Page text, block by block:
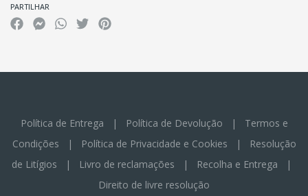
PARTILHAR
Política de Entrega | Política de Devolução | Termos e
Condições | Política de Privacidade e Cookies |
Resolução
de Litígios | Livro de reclamações | Recolha e Entrega |
Direito de livre resolução